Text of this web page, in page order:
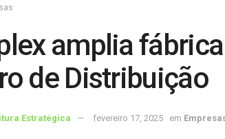
amplia
de Distribuição
Estratégica fevereiro 17, 2025 em